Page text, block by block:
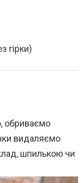
гірки)
обриваємо
видаляємо
шпилькою чи